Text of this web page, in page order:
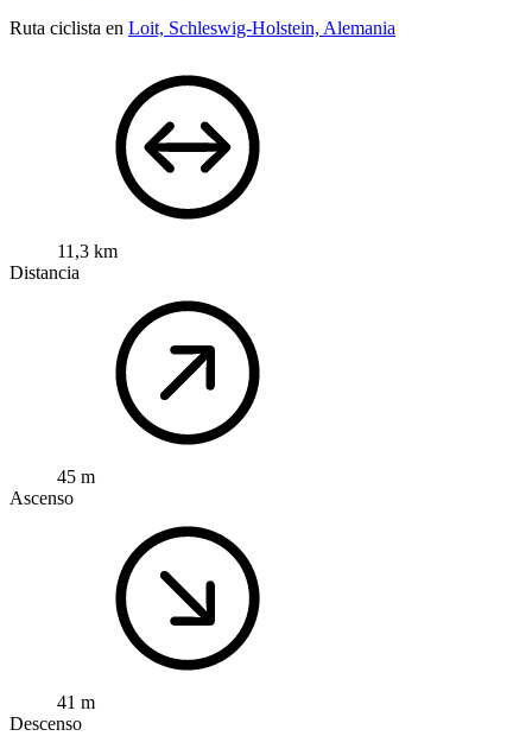
Ruta ciclista en Loit, Schleswig-Holstein, Alemania
11,3 km
Distancia
45 m
Ascenso
41 m
Descenso